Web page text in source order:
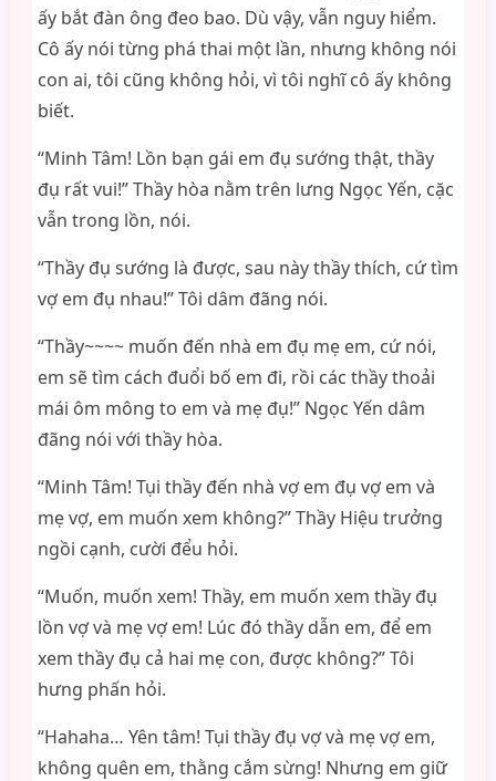
ấy bắt đàn ông đeo bao. Dù vậy, vẫn nguy hiểm.
Cô ấy nói từng phá thai một lần, nhưng không nói
con ai, tôi cũng không hỏi, vì tôi nghĩ cô ấy không
biết.
“Minh Tâm! Lồn bạn gái em đụ sướng thật, thầy
đụ rất vui!” Thầy hòa nằm trên lưng Ngọc Yến, cặc
vẫn trong lồn, nói.
“Thầy đụ sướng là được, sau này thầy thích, cứ tìm
vợ em đụ nhau!” Tôi dâm đãng nói.
“Thầy~~~~ muốn đến nhà em đụ mẹ em, cứ nói,
em sẽ tìm cách đuổi bố em đi, rồi các thầy thoải
mái ôm mông to em và mẹ đụ!” Ngọc Yến dâm
đãng nói với thầy hòa.
“Minh Tâm! Tụi thầy đến nhà vợ em đụ vợ em và
mẹ vợ, em muốn xem không?” Thầy Hiệu trưởng
ngồi cạnh, cười đểu hỏi.
“Muốn, muốn xem! Thầy, em muốn xem thầy đụ
lồn vợ và mẹ vợ em! Lúc đó thầy dẫn em, để em
xem thầy đụ cả hai mẹ con, được không?” Tôi
hưng phấn hỏi.
“Hahaha… Yên tâm! Tụi thầy đụ vợ và mẹ vợ em,
không quên em, thằng cắm sừng! Nhưng em giữ